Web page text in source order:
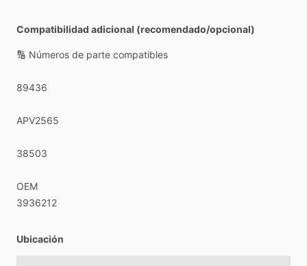
Compatibilidad adicional (recomendado/opcional)
🔢 Números de parte compatibles
89436
APV2565
38503
OEM
3936212
Ubicación